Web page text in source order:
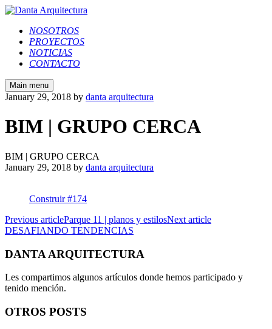
NOSOTROS
PROYECTOS
NOTICIAS
CONTACTO
Main menu
January 29, 2018 by danta arquitectura
BIM | GRUPO CERCA
BIM | GRUPO CERCA
January 29, 2018 by danta arquitectura
Construir #174
Previous articleParque 11 | planos y estilosNext article
DESAFIANDO TENDENCIAS
DANTA ARQUITECTURA
Les compartimos algunos artículos donde hemos participado y
tenido mención.
OTROS POSTS